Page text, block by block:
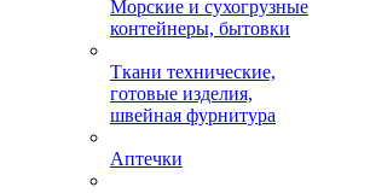
Морские и сухогрузные
контейнеры, бытовки
Ткани технические,
готовые изделия,
швейная фурнитура
Аптечки